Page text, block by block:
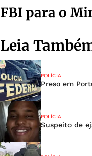
FBI para o
Leia
POLÍCIA
Preso em
POLÍCIA
Suspeito de